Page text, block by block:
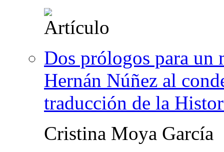
Dos prólogos para un
Hernán Núñez al
traducción de la
Cristina Moya García